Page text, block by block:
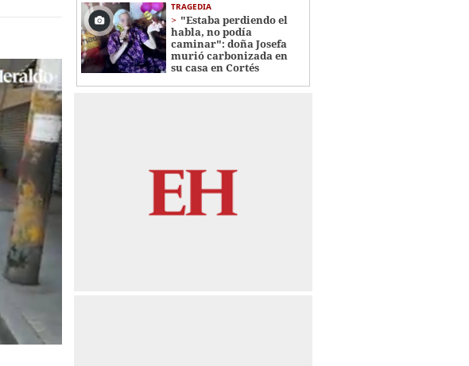
TRAGEDIA
"Estaba perdiendo el
habla, no podía
caminar": doña Josefa
murió carbonizada en
su casa en Cortés